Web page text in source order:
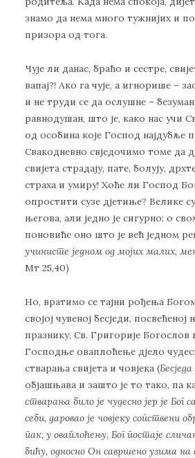
знамо да нема много тужнијих и
призора од тога.
Чује ли данас, браћо и сестре,
вапај?! Ако га чује, а игнорише –
и не труди се да ослушне –
равнодушан, што је, како нас учи
од особина које Господ најдубље
Свакодневно свједочимо томе да
свијета страдају, пате, болују,
страха и умиру! Хоће ли Господ
опростити сузе дјетиње? Велике
његова, али једно је сигурно: о
поновиће оно што је већ једном
учинисте једном од мојих малих,
Мт 25,40)
Но, вратимо се тајни рођења
својој чувеној бесједи, посвећеној
празнику, Св. Григорије Богослов
Господње оваплоћење дјело
стварања свијета и човјека (Бесједа
објашњава и зашто је то тако, па
стварања било је чудесно јер је Бог
себи, даровао је човјеку сопствени
пак, у оваплоћењу, Бог постаје
бићу, односно Он савршено узима на